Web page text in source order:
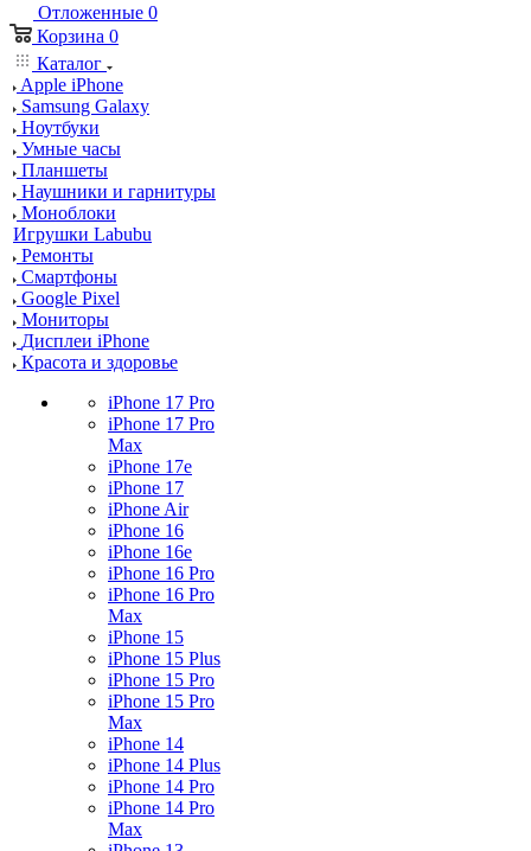
Отложенные 0
Корзина 0
Каталог
Apple iPhone
Samsung Galaxy
Ноутбуки
Умные часы
Планшеты
Наушники и гарнитуры
Моноблоки
Игрушки Labubu
Ремонты
Смартфоны
Google Pixel
Мониторы
Дисплеи iPhone
Красота и здоровье
iPhone 17 Pro
iPhone 17 Pro
Max
iPhone 17e
iPhone 17
iPhone Air
iPhone 16
iPhone 16e
iPhone 16 Pro
iPhone 16 Pro
Max
iPhone 15
iPhone 15 Plus
iPhone 15 Pro
iPhone 15 Pro
Max
iPhone 14
iPhone 14 Plus
iPhone 14 Pro
iPhone 14 Pro
Max